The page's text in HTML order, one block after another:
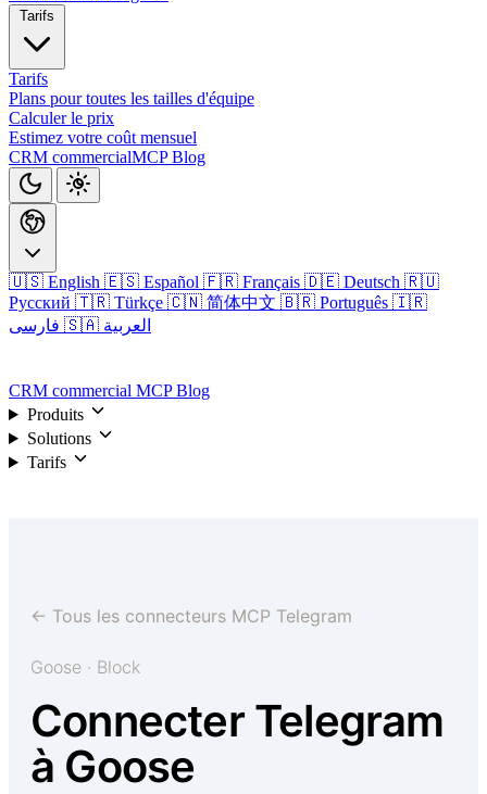
Tarifs
Tarifs
Plans pour toutes les tailles d'équipe
Calculer le prix
Estimez votre coût mensuel
CRM commercialMCPBlog
🇺🇸 English 🇪🇸 Español 🇫🇷 Français 🇩🇪 Deutsch 🇷🇺
Русский 🇹🇷 Türkçe 🇨🇳 简体中文 🇧🇷 Português 🇮🇷
🇸🇦 العربية
CRM commercial MCPBlog
Produits
Solutions
Tarifs
← Tous les connecteurs MCP Telegram
Goose · Block
Connecter Telegram
à Goose